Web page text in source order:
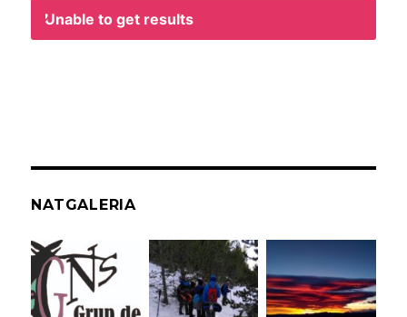
Unable to get results
NATGALERIA